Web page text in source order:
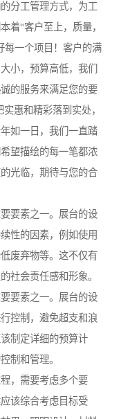
分工管理方式，为工
着“客户至上，质量，
每一个项目！客户的满
小，预算高低，我们
的服务来满足您的要
惠和精彩落到实处，
如一日，我们一直踏
望描绘的每一笔都浓
光临，期待与您的合
要素之一。展台的设
性的因素，例如使用
废弃物等。这不仅有
社会责任感和形象。
要素之一。展台的设
控制，避免超支和浪
制定详细的预算计
制和管理。
，需要考虑多个要
该综合考虑目标受